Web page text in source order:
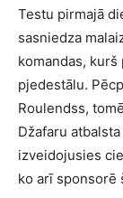
Testu pirmajā
sasniedza
komandas,
pjedestālu.
Roulendss,
Džafaru
izveidojusies
ko arī sponsorē